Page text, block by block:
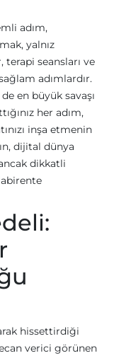
adım,
yalnız
terapi seansları ve
adımlardır.
en büyük savaşı
her adım,
inşa etmenin
dijital dünya
dikkatli
hissettirdiği
verici görünen